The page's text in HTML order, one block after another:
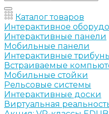
Каталог товаров
Интерактивное
Интерактивные панели
Мобильные панели
Интерактивные
Встраиваемые
Мобильные стойки
Рельсовые системы
Интерактивные доски
Виртуальная